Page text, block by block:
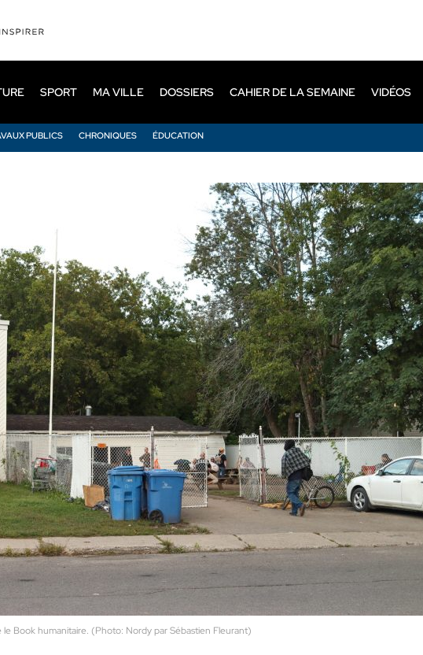
PUBLICS CHRONIQUES ÉDUCATION
SPORT MA VILLE DOSSIERS CAHIER DE LA SEMAINE VIDÉOS
Book humanitaire. (Photo: Nordy par Sébastien Fleurant)